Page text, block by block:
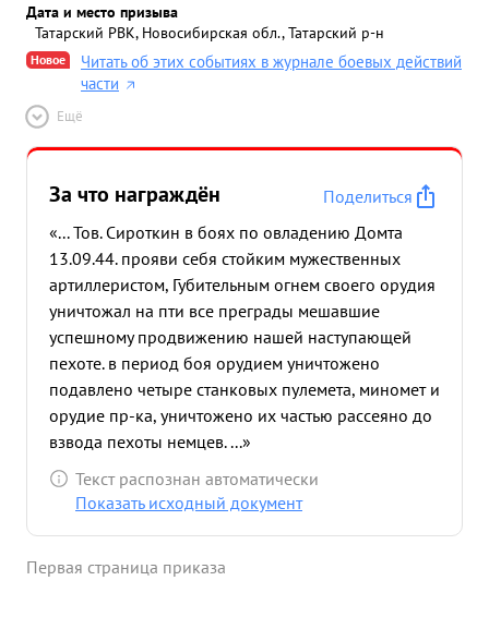
Дата и место призыва
Татарский РВК, Новосибирская обл., Татарский р-н
Новое
Читать об этих событиях в журнале боевых действий
части
Ещё
За что награждён
Поделиться
«... Тов. Сироткин в боях по овладению Домта
13.09.44. прояви себя стойким мужественных
артиллеристом, Губительным огнем своего орудия
уничтожал на пти все преграды мешавшие
успешному продвижению нашей наступающей
пехоте. в период боя орудием уничтожено
подавлено четыре станковых пулемета, миномет и
орудие пр-ка, уничтожено их частью рассеяно до
взвода пехоты немцев. ...»
Текст распознан автоматически
Показать исходный документ
Первая страница приказа